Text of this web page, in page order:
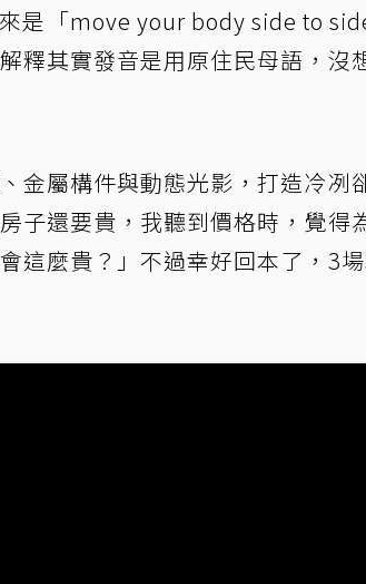
是「move your body side to
釋其實發音是用原住民母語，沒
金屬構件與動態光影，打造冷冽
子還要貴，我聽到價格時，覺得
這麼貴？」不過幸好回本了，3